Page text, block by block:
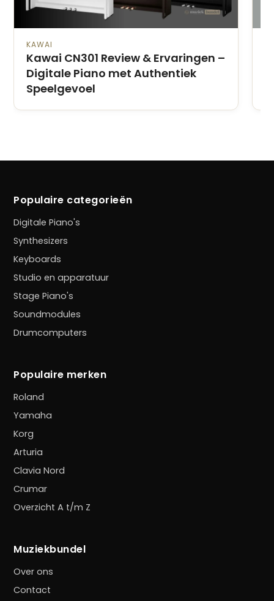
KAWAI
Kawai CN301 Review & Ervaringen –
Digitale Piano met Authentiek
Speelgevoel
Populaire categorieën
Digitale Piano's
Synthesizers
Keyboards
Studio en apparatuur
Stage Piano's
Soundmodules
Drumcomputers
Populaire merken
Roland
Yamaha
Korg
Arturia
Clavia Nord
Crumar
Overzicht A t/m Z
Muziekbundel
Over ons
Contact